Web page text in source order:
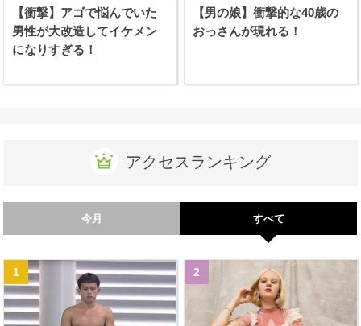
【衝撃】アゴで悩んでいた
男性が大改造してイケメン
になりすぎる！
【男の娘】衝撃的な40歳の
おっさんが現れる！
アクセスランキング
今月 すべて